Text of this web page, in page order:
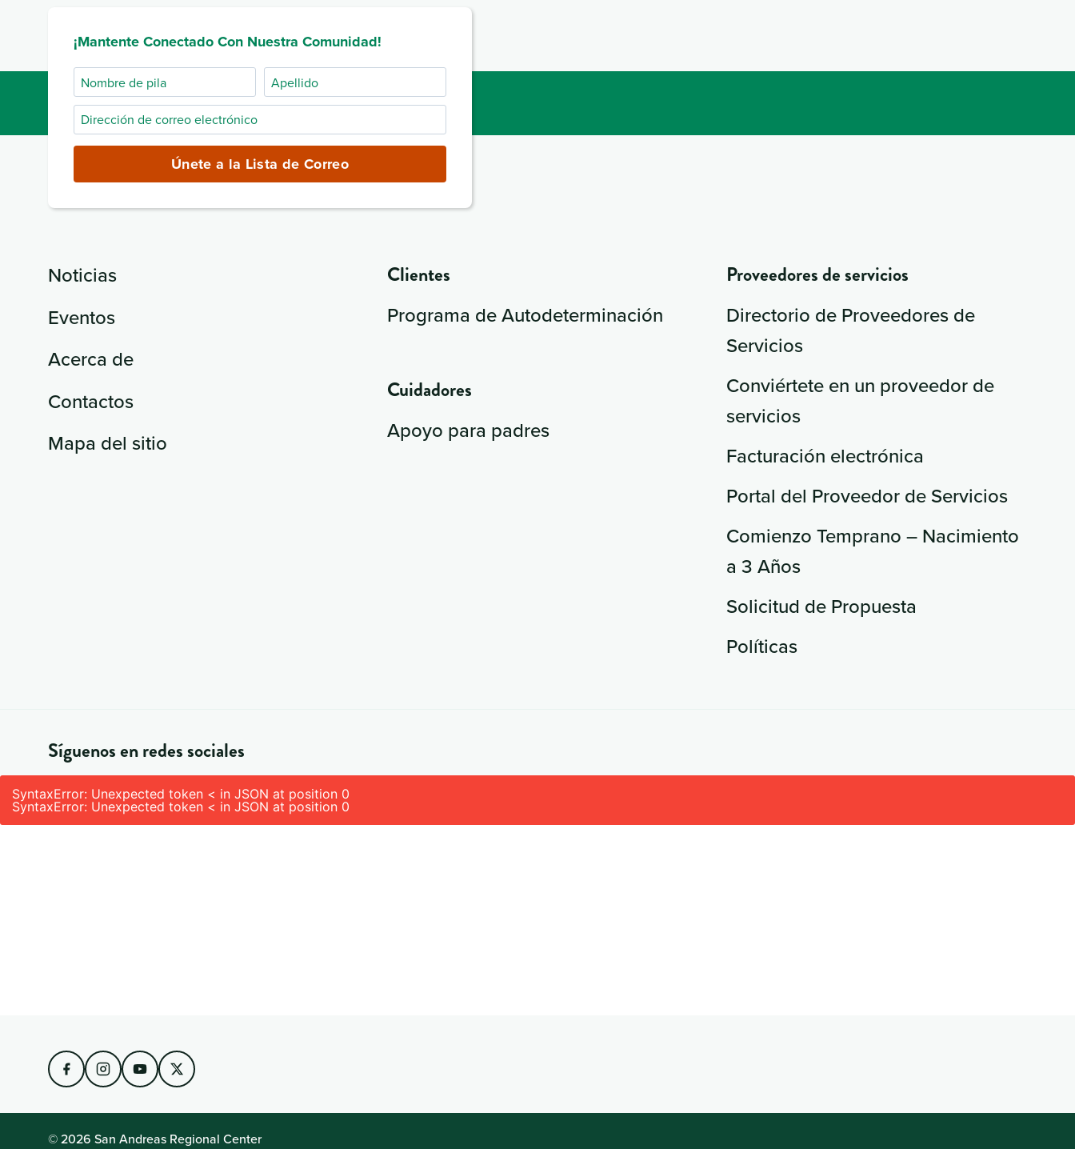
¡Mantente Conectado Con Nuestra Comunidad!
Nombre
de
pila
Apellido
Dirección
de
electrónico
Únete a la Lista de Correo
Noticias
Eventos
Acerca de
Contactos
Mapa del sitio
Clientes
Programa de Autodeterminación
Cuidadores
Apoyo para padres
Proveedores de servicios
Directorio de Proveedores de
Servicios
Conviértete en un proveedor de
servicios
Facturación electrónica
Portal del Proveedor de Servicios
Comienzo Temprano – Nacimiento
a 3 Años
Solicitud de Propuesta
Políticas
Síguenos en redes sociales
SyntaxError: Unexpected token < in JSON at position 0
SyntaxError: Unexpected token < in JSON at position 0
© 2026 San Andreas Regional Center